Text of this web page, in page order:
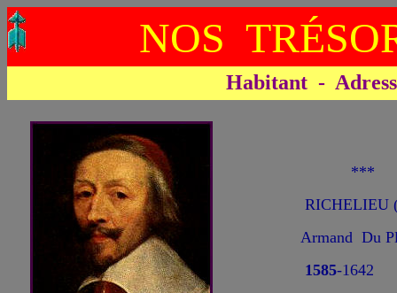
NOS
Habitant -
Armand Du
1585-1642